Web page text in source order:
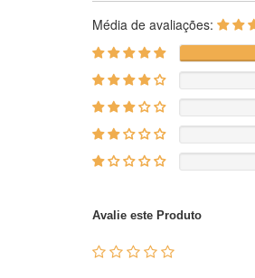
Média de avaliações:
Avalie este Produto